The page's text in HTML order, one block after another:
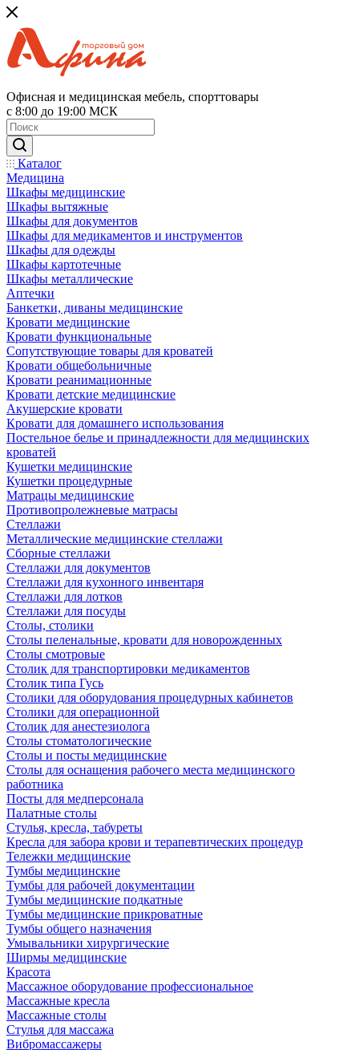
Офисная и медицинская мебель, спорттовары
с 8:00 до 19:00 МСК
Каталог
Медицина
Шкафы медицинские
Шкафы вытяжные
Шкафы для документов
Шкафы для медикаментов и инструментов
Шкафы для одежды
Шкафы картотечные
Шкафы металлические
Аптечки
Банкетки, диваны медицинские
Кровати медицинские
Кровати функциональные
Сопутствующие товары для кроватей
Кровати общебольничные
Кровати реанимационные
Кровати детские медицинские
Акушерские кровати
Кровати для домашнего использования
Постельное белье и принадлежности для медицинских
кроватей
Кушетки медицинские
Кушетки процедурные
Матрацы медицинские
Противопролежневые матрасы
Стеллажи
Металлические медицинские стеллажи
Сборные стеллажи
Стеллажи для документов
Стеллажи для кухонного инвентаря
Стеллажи для лотков
Стеллажи для посуды
Столы, столики
Столы пеленальные, кровати для новорожденных
Столы смотровые
Столик для транспортировки медикаментов
Столик типа Гусь
Столики для оборудования процедурных кабинетов
Столики для операционной
Столик для анестезиолога
Столы стоматологические
Столы и посты медицинские
Столы для оснащения рабочего места медицинского
работника
Посты для медперсонала
Палатные столы
Стулья, кресла, табуреты
Кресла для забора крови и терапевтических процедур
Тележки медицинские
Тумбы медицинские
Тумбы для рабочей документации
Тумбы медицинские подкатные
Тумбы медицинские прикроватные
Тумбы общего назначения
Умывальники хирургические
Ширмы медицинские
Красота
Массажное оборудование профессиональное
Массажные кресла
Массажные столы
Стулья для массажа
Вибромассажеры